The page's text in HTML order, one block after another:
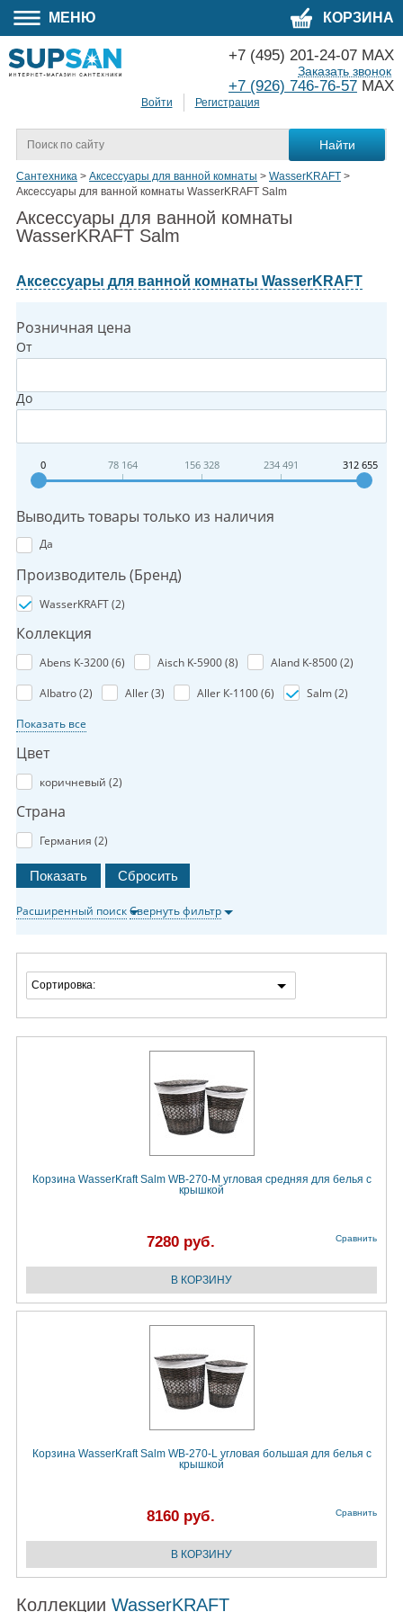
МЕНЮ КОРЗИНА
Войти Регистрация
+7 (495) 201-24-07 MAX
+7 (926) 746-76-57 MAX
Заказать звонок
Сантехника > Аксессуары для ванной комнаты > WasserKRAFT >
Аксессуары для ванной комнаты WasserKRAFT Salm
Аксессуары для ванной комнаты
WasserKRAFT Salm
Аксессуары для ванной комнаты WasserKRAFT
Розничная цена
От
До
0 78 164 156 328 234 491 312 655
Выводить товары только из наличия
Да
Производитель (Бренд)
WasserKRAFT (2)
Коллекция
Abens K-3200 (6) Aisch K-5900 (8) Aland K-8500 (2)
Albatro (2) Aller (3) Aller К-1100 (6) Salm (2)
Показать все
Цвет
коричневый (2)
Страна
Германия (2)
Расширенный поискСвернуть фильтр
Сортировка:
Корзина WasserKraft Salm WB-270-M угловая средняя для белья с
крышкой
7280 руб. Сравнить
Корзина WasserKraft Salm WB-270-L угловая большая для белья с
крышкой
8160 руб. Сравнить
Коллекции WasserKRAFT